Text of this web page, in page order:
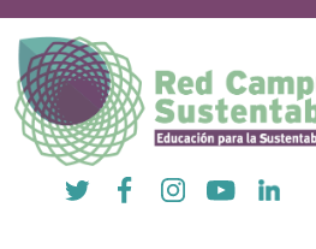
Twitter FacebookInstagramYouTubeLinkedIn